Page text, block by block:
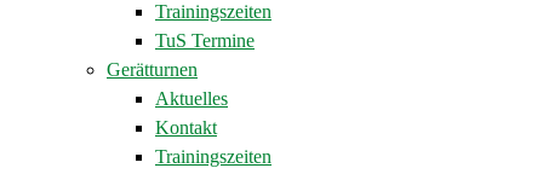
Trainingszeiten
TuS Termine
Gerätturnen
Aktuelles
Kontakt
Trainingszeiten